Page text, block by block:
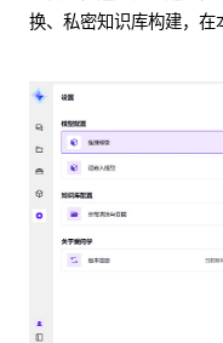
换、私密知识库构建，在